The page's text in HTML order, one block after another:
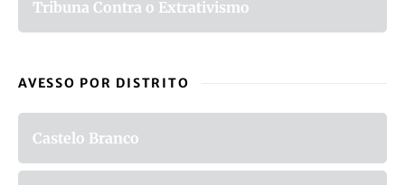
Tribuna Contra o Extrativismo
AVESSO POR DISTRITO
Castelo Branco